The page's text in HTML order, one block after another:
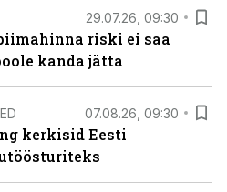
29.07.26, 09:30
riski ei saa
kanda jätta
07.08.26, 09:30
kerkisid Eesti